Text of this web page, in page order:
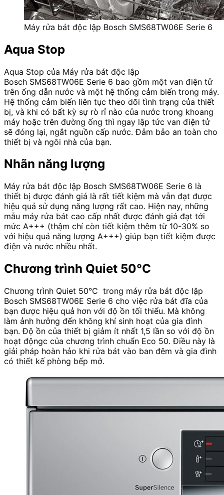
Máy rửa bát độc lập Bosch SMS68TW06E Serie 6
Aqua Stop
Aqua Stop của Máy rửa bát độc lập
Bosch SMS68TW06E Serie 6 bao gồm một van điện tử
trên ống dẫn nước và một hệ thống cảm biến trong máy.
Hệ thống cảm biến liên tục theo dõi tình trạng của thiết
bị, và khi có bất kỳ sự rò rỉ nào của nước trong khoang
máy hoặc trên đường ống thì ngay lập tức van điện tử
sẽ đóng lại, ngắt nguồn cấp nước. Đảm bảo an toàn cho
thiết bị và ngôi nhà của bạn.
Nhãn năng lượng
Máy rửa bát độc lập Bosch SMS68TW06E Serie 6 là
thiết bị được đánh giá là rất tiết kiệm mà vẫn đạt được
hiệu quả sử dụng năng lượng rất cao. Hiện nay, những
mẫu máy rửa bát cao cấp nhất được đánh giá đạt tới
mức A+++ (thậm chí còn tiết kiệm thêm từ 10-30% so
với hiệu quả năng lượng A+++) giúp bạn tiết kiệm được
điện và nước nhiều nhất.
Chương trình Quiet 50°C
Chương trình Quiet 50°C trong máy rửa bát độc lập
Bosch SMS68TW06E Serie 6 cho việc rửa bát đĩa của
bạn được hiệu quả hơn với độ ồn tối thiểu. Mà không
làm ảnh hưởng đến không khí sinh hoạt của gia đình
bạn. Độ ồn của thiết bị giảm ít nhất 1,5 lần so với độ ồn
hoạt độngc của chương trình chuẩn Eco 50. Điều này là
giải pháp hoàn hảo khi rửa bát vào ban đêm và gia đình
có thiết kế phòng bếp mở.